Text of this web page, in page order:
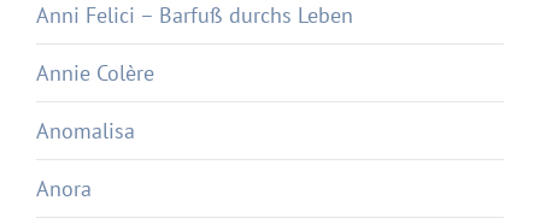
Anni Felici – Barfuß durchs Leben
Annie Colère
Anomalisa
Anora